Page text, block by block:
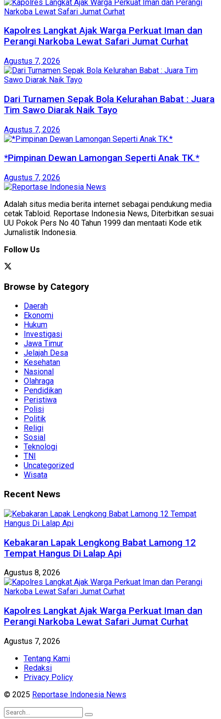
Kapolres Langkat Ajak Warga Perkuat Iman dan
Perangi Narkoba Lewat Safari Jumat Curhat
Agustus 7, 2026
Dari Turnamen Sepak Bola Kelurahan Babat : Juara
Tim Sawo Diarak Naik Tayo
Agustus 7, 2026
*Pimpinan Dewan Lamongan Seperti Anak TK.*
Agustus 7, 2026
Adalah situs media berita internet sebagai pendukung media
cetak Tabloid. Reportase Indonesia News, Diterbitkan sesuai
UU Pokok Pers No 40 Tahun 1999 dan mentaati Kode etik
Jurnalistik Indonesia.
Follow Us
Browse by Category
Daerah
Ekonomi
Hukum
Investigasi
Jawa Timur
Jelajah Desa
Kesehatan
Nasional
Olahraga
Pendidikan
Peristiwa
Polisi
Politik
Religi
Sosial
Teknologi
TNI
Uncategorized
Wisata
Recent News
Kebakaran Lapak Lengkong Babat Lamong 12
Tempat Hangus Di Lalap Api
Agustus 8, 2026
Kapolres Langkat Ajak Warga Perkuat Iman dan
Perangi Narkoba Lewat Safari Jumat Curhat
Agustus 7, 2026
Tentang Kami
Redaksi
Privacy Policy
© 2025 Reportase Indonesia News